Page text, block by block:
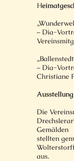
H
– Dia-
– Dia-
Christiane
Die
Gemälden
stellten
aus.